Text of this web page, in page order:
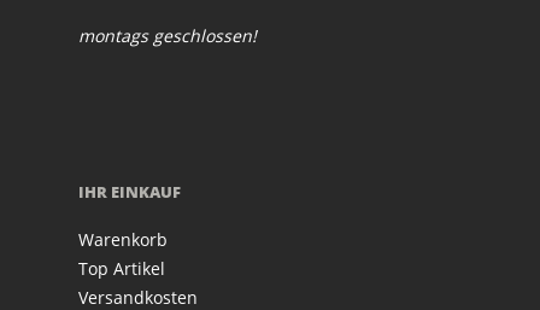
montags geschlossen!
IHR EINKAUF
Warenkorb
Top Artikel
Versandkosten